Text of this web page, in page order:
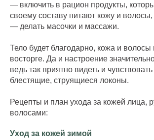
— включить в рацион продукты,
своему составу питают кожу и волосы,
— делать масочки и массажи.
Тело будет благодарно, кожа и
восторге. Да и настроение
ведь так приятно видеть и
блестящие, струящиеся локоны.
Рецепты и план ухода за кожей лица,
волосами:
Уход за кожей зимой